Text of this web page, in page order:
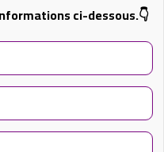
ci-dessous.👇